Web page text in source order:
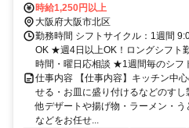
堂筋線 梅田（Osaka1番口徒歩約2
田（阪神線）東出口徒歩約4分
時給1,250円以上
大阪府大阪市北区
勤務時間 シフトサイクル：1週間
OK ★週4日以上OK！ロングシフト
時間・曜日応相談 ★1週間毎のシフ
仕事内容 【仕事内容】キッチン中
せる・お皿に盛り付けるなどのす
他デザートや揚げ物・ラーメン・
などをお任せ...